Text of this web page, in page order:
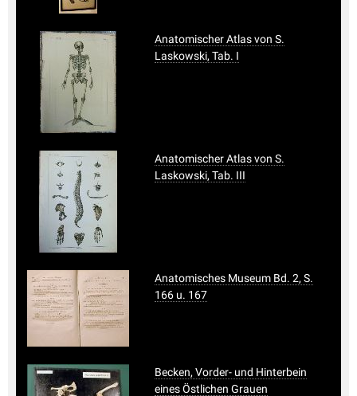
Anatomischer Atlas von S.
Laskowski, Tab. I
Anatomischer Atlas von S.
Laskowski, Tab. III
Anatomisches Museum Bd. 2, S.
166 u. 167
Becken, Vorder- und Hinterbein
eines Östlichen Grauen